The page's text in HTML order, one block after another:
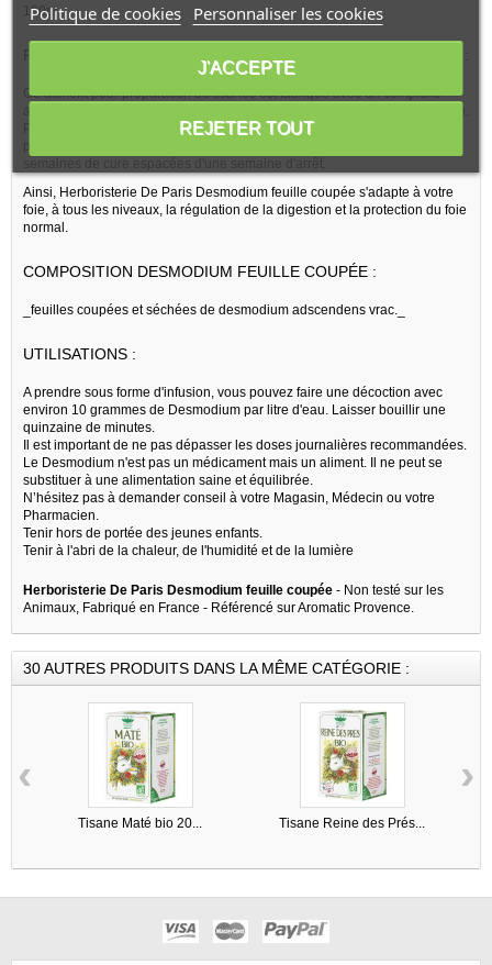
100gr
PRESENTATION DE LA MARQUE
Ce aliment pour préparation de tisanes est fabriqué avec un complexe
Pour une action dans la durée, ce aliment pour préparation de tisanes
permettra l'établissement de cures longues et répétées sous forme de 3
semaines de cure espacées d'une semaine d'arrêt.
Ainsi, Herboristerie De Paris Desmodium feuille coupée s'adapte à votre
foie, à tous les niveaux, la régulation de la digestion et la protection du foie
normal.
COMPOSITION DESMODIUM FEUILLE COUPÉE :
_feuilles coupées et séchées de desmodium adscendens vrac._
UTILISATIONS :
A prendre sous forme d'infusion, vous pouvez faire une décoction avec
environ 10 grammes de Desmodium par litre d'eau. Laisser bouillir une
quinzaine de minutes.
Il est important de ne pas dépasser les doses journalières recommandées.
Le Desmodium n'est pas un médicament mais un aliment. Il ne peut se
substituer à une alimentation saine et équilibrée.
N’hésitez pas à demander conseil à votre Magasin, Médecin ou votre
Pharmacien.
Tenir hors de portée des jeunes enfants.
Tenir à l'abri de la chaleur, de l'humidité et de la lumière
Herboristerie De Paris Desmodium feuille coupée - Non testé sur les
Animaux, Fabriqué en France - Référencé sur Aromatic Provence.
30 AUTRES PRODUITS DANS LA MÊME CATÉGORIE :
Tisane Maté bio 20... Tisane Reine des Prés...
‹ ›
Politique de cookies Personnaliser les cookies
REJETER TOUT
J'ACCEPTE